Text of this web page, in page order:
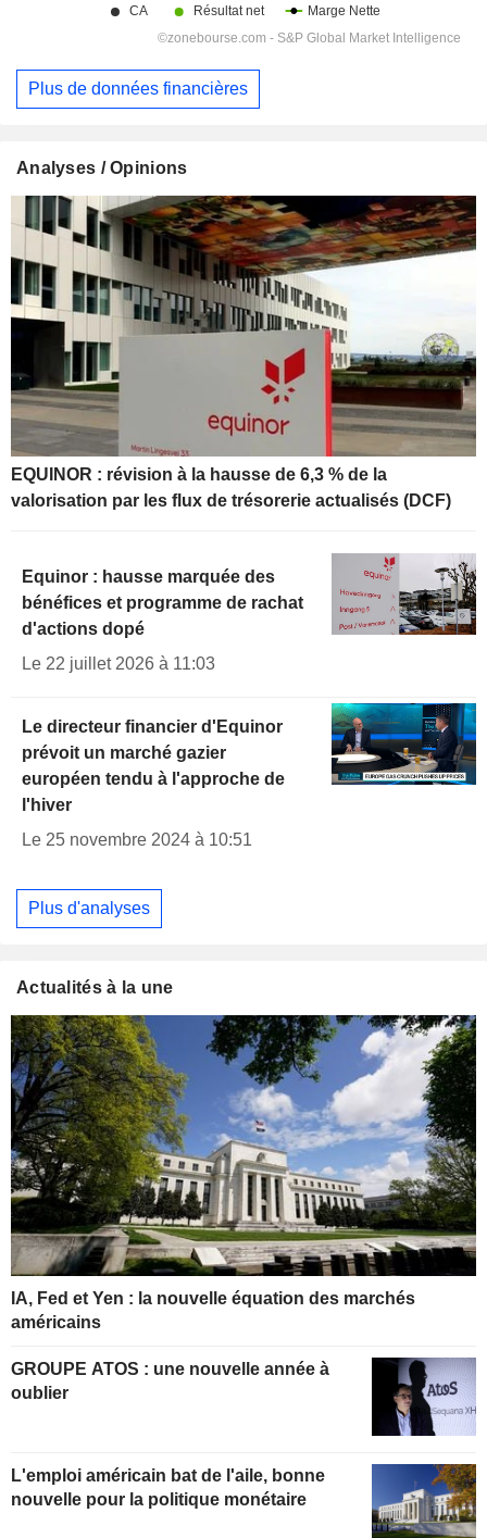
Plus de données financières
Analyses / Opinions
EQUINOR : révision à la hausse de 6,3 % de la
valorisation par les flux de trésorerie actualisés (DCF)
Equinor : hausse marquée des
bénéfices et programme de rachat
d'actions dopé
Le 22 juillet 2026 à 11:03
Le directeur financier d'Equinor
prévoit un marché gazier
européen tendu à l'approche de
l'hiver
Le 25 novembre 2024 à 10:51
Plus d'analyses
Actualités à la une
IA, Fed et Yen : la nouvelle équation des marchés
américains
GROUPE ATOS : une nouvelle année à
oublier
L'emploi américain bat de l'aile, bonne
nouvelle pour la politique monétaire